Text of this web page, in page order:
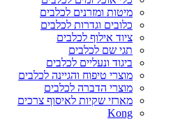
מיטות ומזרנים לכלבים
כלובים וגדרות לכלבים
ציוד אילוף לכלבים
תגי שם לכלבים
ביגוד ונעליים לכלבים
מוצרי טיפוח והגיינה לכלבים
מוצרי הדברה לכלבים
מארזי שקיות לאיסוף צרכים
Kong